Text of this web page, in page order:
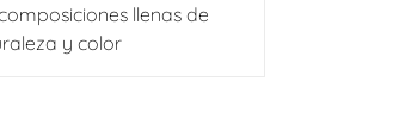
llenas de
y color